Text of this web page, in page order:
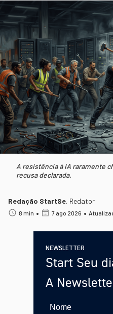
A resistência à IA raramente
recusa declarada.
Redação StartSe, Redator
8 min • 7 ago 2026 •
NEWSLETTER
Start Seu
A